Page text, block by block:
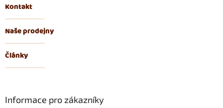
Kontakt
Naše prodejny
Články
Informace pro zákazníky